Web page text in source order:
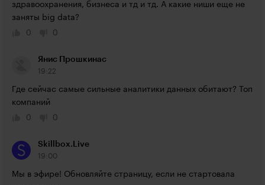
здравоохранения, бизнеса и тд и тд. А какие ниши еще не
заняты big data?
0
0
Янис Прошкинас
19:22
Где сейчас самые сильные аналитики данных обитают? Топ
компаний
0
0
Skillbox.Live
19:00
Мы в эфире! Обновляйте страницу, если не стартовала